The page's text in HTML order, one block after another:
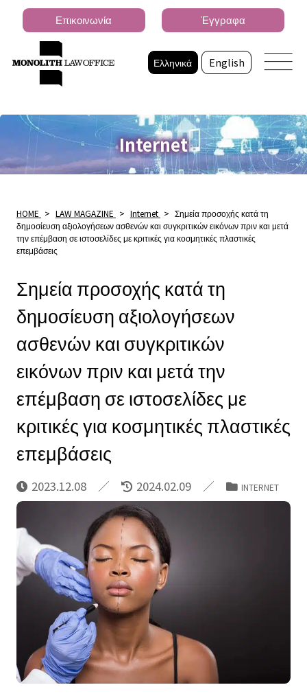
Ελληνικά English
Επικοινωνία Έγγραφα
Internet
HOME > LAW MAGAZINE > Internet > Σημεία προσοχής κατά τη
δημοσίευση αξιολογήσεων ασθενών και συγκριτικών εικόνων πριν και μετά
την επέμβαση σε ιστοσελίδες με κριτικές για κοσμητικές πλαστικές
επεμβάσεις
Σημεία προσοχής κατά τη
δημοσίευση αξιολογήσεων
ασθενών και συγκριτικών
εικόνων πριν και μετά την
επέμβαση σε ιστοσελίδες με
κριτικές για κοσμητικές πλαστικές
επεμβάσεις
2023.12.08 2024.02.09 INTERNET